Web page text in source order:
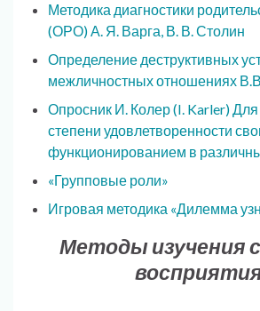
Методика диагностики
(ОРО) А. Я. Варга, В. В. Столин
Определение деструктивных
межличностных отношениях
Опросник И. Колер (I. Karler) Для
степени удовлетворенности
функционированием в
«Групповые роли»
Игровая методика «Дилемма
Методы изучения